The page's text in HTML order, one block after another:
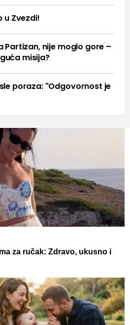
u Zvezdi!
Partizan, nije moglo gore –
misija?
poraza: "Odgovornost je
za ručak: Zdravo, ukusno i